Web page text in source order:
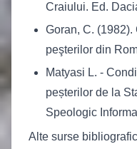
Craiului. Ed.
Goran, C. (1982).
peşterilor din
Matyasi L. -
peșterilor de la
Speologic
Alte surse